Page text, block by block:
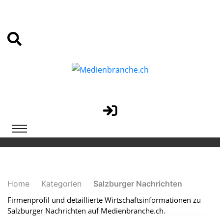
Home Kategorien
Salzburger Nachrichten
Firmenprofil und detaillierte Wirtschaftsinformationen zu
Salzburger Nachrichten auf Medienbranche.ch.